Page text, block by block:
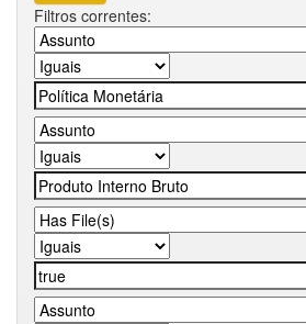
Filtros correntes: